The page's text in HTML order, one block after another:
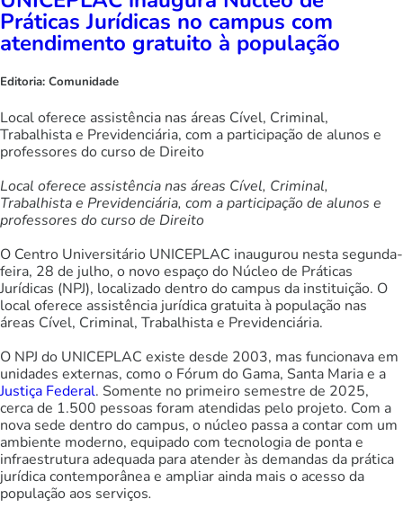
Práticas Jurídicas no campus com
atendimento gratuito à população
Editoria: Comunidade
Local oferece assistência nas áreas Cível, Criminal,
Trabalhista e Previdenciária, com a participação de alunos e
professores do curso de Direito
Local oferece assistência nas áreas Cível, Criminal,
Trabalhista e Previdenciária, com a participação de alunos e
professores do curso de Direito
O Centro Universitário UNICEPLAC inaugurou nesta segunda-
feira, 28 de julho, o novo espaço do Núcleo de Práticas
Jurídicas (NPJ), localizado dentro do campus da instituição. O
local oferece assistência jurídica gratuita à população nas
áreas Cível, Criminal, Trabalhista e Previdenciária.
O NPJ do UNICEPLAC existe desde 2003, mas funcionava em
unidades externas, como o Fórum do Gama, Santa Maria e a
Justiça Federal. Somente no primeiro semestre de 2025,
cerca de 1.500 pessoas foram atendidas pelo projeto. Com a
nova sede dentro do campus, o núcleo passa a contar com um
ambiente moderno, equipado com tecnologia de ponta e
infraestrutura adequada para atender às demandas da prática
jurídica contemporânea e ampliar ainda mais o acesso da
população aos serviços.